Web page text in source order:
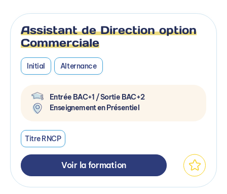
Assistant de Direction option
Commerciale
Initial Alternance
Entrée BAC+1 / Sortie BAC+2
Enseignement en Présentiel
Titre RNCP
Voir la formation